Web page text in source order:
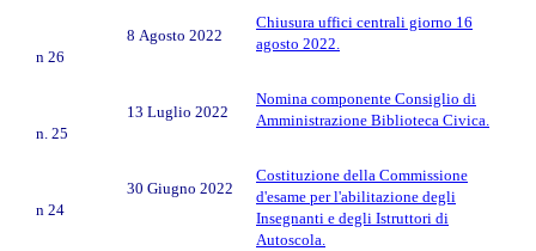
n 26
8 Agosto 2022
Chiusura uffici centrali giorno 16
agosto 2022.
n. 25
13 Luglio 2022
Nomina componente Consiglio di
Amministrazione Biblioteca Civica.
n 24
30 Giugno 2022
Costituzione della Commissione
d'esame per l'abilitazione degli
Insegnanti e degli Istruttori di
Autoscola.